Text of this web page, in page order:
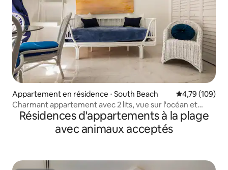
Appartement en résidence ⋅ South Beach Évaluation
4,79 (109)
Charmant appartement avec 2 lits, vue sur l'océan et
jacuzzi
Résidences d'appartements à la plage
avec animaux acceptés